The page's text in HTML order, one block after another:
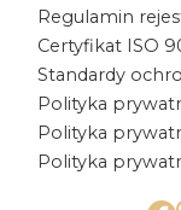
Regulamin
Certyfikat ISO
Standardy
Polityka
Polityka
Polityka